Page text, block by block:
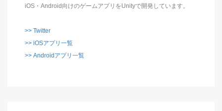
iOS・Android向けのゲームアプリをUnityで開発しています。
>> Twitter
>> iOSアプリ一覧
>> Androidアプリ一覧